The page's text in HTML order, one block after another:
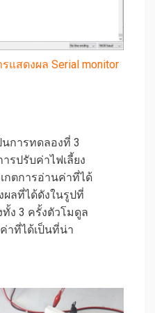
แสดงผล Serial monitor
นการทดลองที่ 3
รปรับค่าไฟเลี้ยง
กตการอ่านค่าที่ได้
ผลที่ได้ดังในรูปที่
ง 3 ครั้งตัวโมดูล
าที่ได้เป็นที่น่า